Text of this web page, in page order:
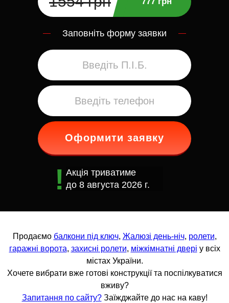
Заповніть форму заявки
Оформити заявку
Акція триватиме
до 8 августа 2026 г.
Продаємо балкони під ключ, Жалюзі день-ніч, ролети,
гаражні ворота, захисні ролети, міжкімнатні двері у всіх
містах України.
Хочете вибрати вже готові конструкції та поспілкуватися
вживу?
Запитання по сайту?Заїжджайте до нас на каву!